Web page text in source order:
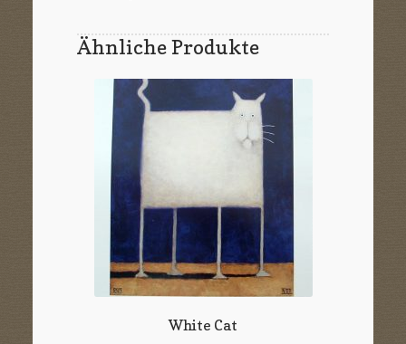
Ähnliche Produkte
White Cat